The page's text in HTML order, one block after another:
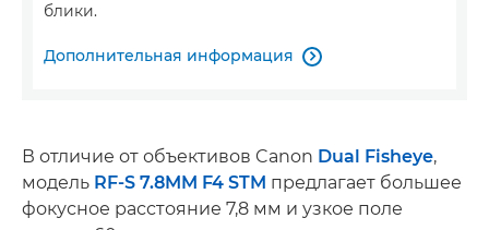
блики.
Дополнительная информация 
В отличие от объективов Canon Dual Fisheye,
модель RF-S 7.8MM F4 STM предлагает большее
фокусное расстояние 7,8 мм и узкое поле